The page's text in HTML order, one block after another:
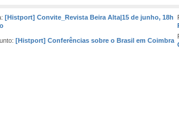
[Histport] Convite_Revista Beira Alta|15 de junho, 18h
[Histport] Conferências sobre o Brasil em Coimbra